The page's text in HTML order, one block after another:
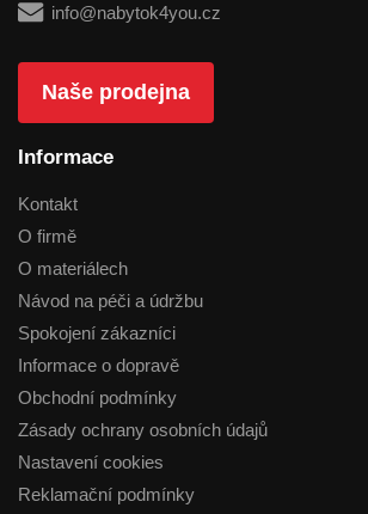
info@nabytok4you.cz
Naše prodejna
Informace
Kontakt
O firmě
O materiálech
Návod na péči a údržbu
Spokojení zákazníci
Informace o dopravě
Obchodní podmínky
Zásady ochrany osobních údajů
Nastavení cookies
Reklamační podmínky